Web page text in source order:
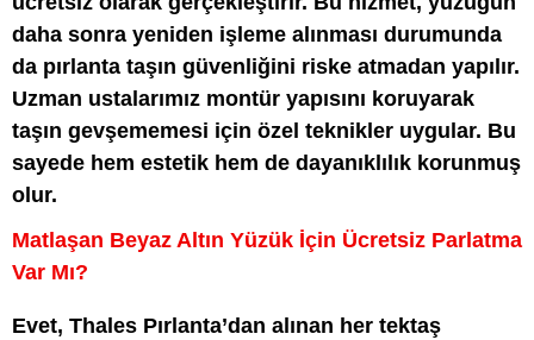
daha sonra yeniden işleme alınması durumunda
da pırlanta taşın güvenliğini riske atmadan yapılır.
Uzman ustalarımız montür yapısını koruyarak
taşın gevşememesi için özel teknikler uygular. Bu
sayede hem estetik hem de dayanıklılık korunmuş
olur.
Matlaşan Beyaz Altın Yüzük İçin Ücretsiz Parlatma
Var Mı?
Evet, Thales Pırlanta’dan alınan her tektaş